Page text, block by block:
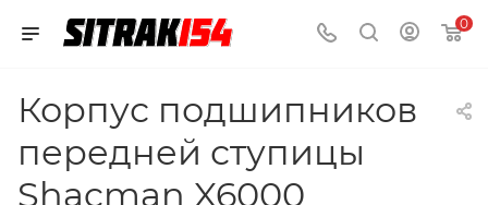
0
Корпус подшипников
передней ступицы
Shacman X6000